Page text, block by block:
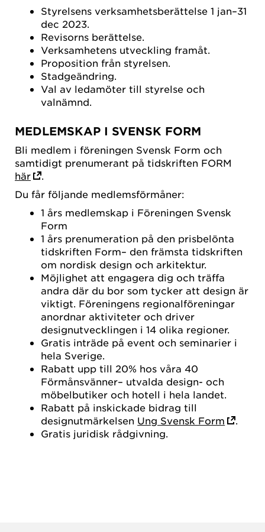
Styrelsens verksamhetsberättelse 1 jan–31
dec 2023.
Revisorns berättelse.
Verksamhetens utveckling framåt.
Proposition från styrelsen.
Stadgeändring.
Val av ledamöter till styrelse och
valnämnd.
MEDLEMSKAP I SVENSK FORM
Bli medlem i föreningen Svensk Form och
samtidigt prenumerant på tidskriften FORM
här
Du får följande medlemsförmåner:
1 års medlemskap i Föreningen Svensk
Form
1 års prenumeration på den prisbelönta
tidskriften Form– den främsta tidskriften
om nordisk design och arkitektur.
Möjlighet att engagera dig och träffa
andra där du bor som tycker att design är
viktigt. Föreningens regionalföreningar
anordnar aktiviteter och driver
designutvecklingen i 14 olika regioner.
Gratis inträde på event och seminarier i
hela Sverige.
Rabatt upp till 20% hos våra 40
Förmånsvänner– utvalda design- och
möbelbutiker och hotell i hela landet.
Rabatt på inskickade bidrag till
designutmärkelsen Ung Svensk Form
.
Gratis juridisk rådgivning.